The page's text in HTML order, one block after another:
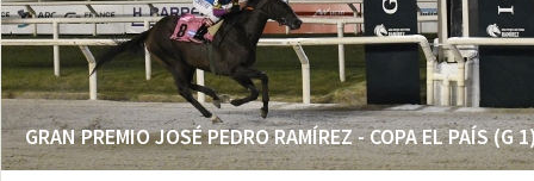
GRAN PREMIO JOSÉ PEDRO RAMÍREZ - COPA EL PAÍS (G